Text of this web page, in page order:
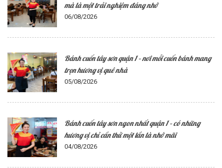
mà là một trải nghiệm đáng nhớ
06/08/2026
Bánh cuốn tây sơn quận 1 – nơi mỗi cuốn bánh mang
trọn hương vị quê nhà
05/08/2026
Bánh cuốn tây sơn ngon nhất quận 1 – có những
hương vị chỉ cần thử một lần là nhớ mãi
04/08/2026